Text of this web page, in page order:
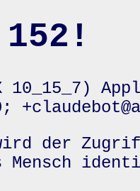
der
Mensch